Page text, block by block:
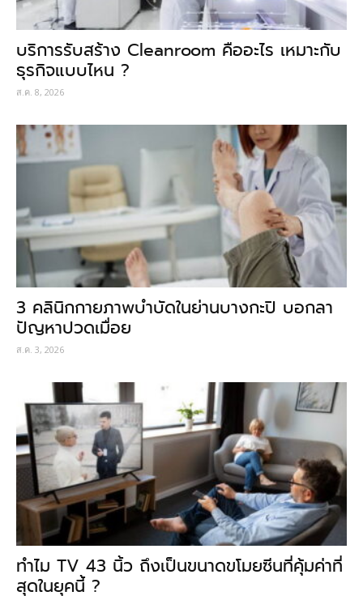
บริการรับสร้าง Cleanroom คืออะไร เหมาะกับ
ธุรกิจแบบไหน ?
ส.ค. 8, 2026
3 คลินิกกายภาพบำบัดในย่านบางกะปิ บอกลา
ปัญหาปวดเมื่อย
ส.ค. 3, 2026
ทำไม TV 43 นิ้ว ถึงเป็นขนาดขโมยซีนที่คุ้มค่าที่
สุดในยุคนี้ ?